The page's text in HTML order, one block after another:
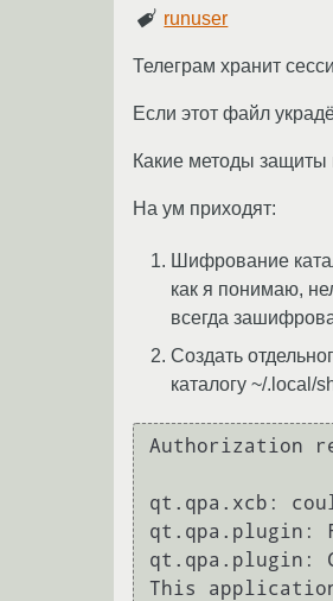
runuser
Телеграм хранит
Если этот файл
Какие методы
На ум приходят:
Шифрование
как я понимаю,
всегда
Создать
каталогу ~/.local/
Authorization
qt.qpa.xcb:
qt.qpa.plugin:
qt.qpa.plugin:
This